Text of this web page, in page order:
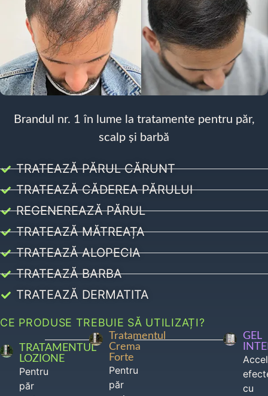
Brandul nr. 1 în lume la tratamente pentru păr,
scalp și barbă
TRATEAZĂ PĂRUL CĂRUNT
TRATEAZĂ CĂDEREA PĂRULUI
REGENEREAZĂ PĂRUL
TRATEAZĂ MĂTREAȚA
TRATEAZĂ ALOPECIA
TRATEAZĂ BARBA
TRATEAZĂ DERMATITA
CE PRODUSE TREBUIE SĂ UTILIZAȚI?
TRATAMENTUL
LOZIONE
Pentru
păr
Tratamentul
Crema
Forte
Pentru
păr
GEL
cu